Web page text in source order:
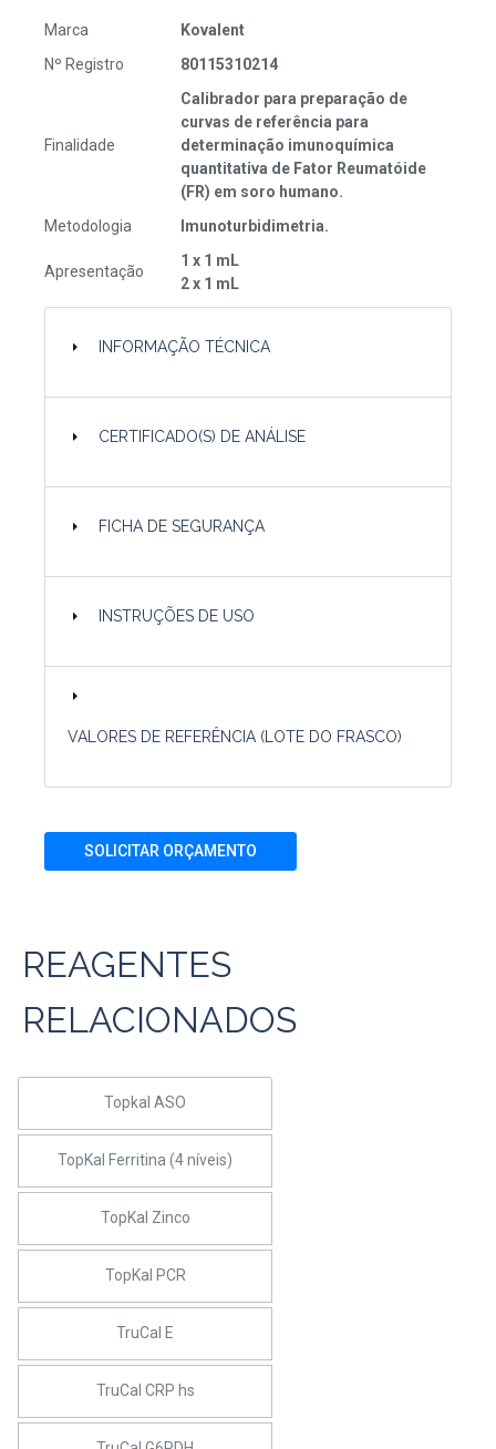
Marca
Kovalent
Nº Registro
80115310214
Finalidade
Calibrador para preparação de
curvas de referência para
determinação imunoquímica
quantitativa de Fator Reumatóide
(FR) em soro humano.
Metodologia
Imunoturbidimetria.
Apresentação
1 x 1 mL
2 x 1 mL
INFORMAÇÃO TÉCNICA
CERTIFICADO(S) DE ANÁLISE
FICHA DE SEGURANÇA
INSTRUÇÕES DE USO
VALORES DE REFERÊNCIA (LOTE DO FRASCO)
SOLICITAR ORÇAMENTO
REAGENTES
RELACIONADOS
Topkal ASO
TopKal Ferritina (4 níveis)
TopKal Zinco
TopKal PCR
TruCal E
TruCal CRP hs